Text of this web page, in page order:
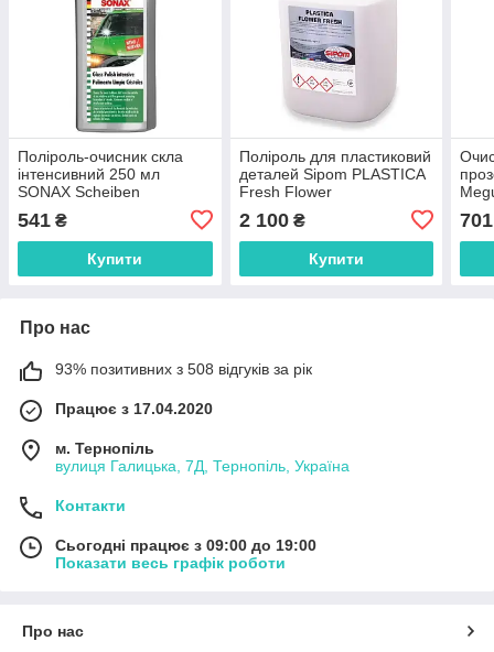
Поліроль-очисник скла
інтенсивний 250 мл
SONAX Scheiben
Reinigungs Politur intensiv
541 ₴
Купити
Поліроль для пластиковий
деталей Sipom PLASTICA
Fresh Flower
2 100₴
Купити
701
Про нас
93% позитивних з 508 відгуків за рік
Працює з 17.04.2020
м. Тернопіль
вулиця Галицька, 7Д, Тернопіль, Україна
Контакти
Сьогодні працює з 09:00 до 19:00
Показати весь графік роботи
Про нас